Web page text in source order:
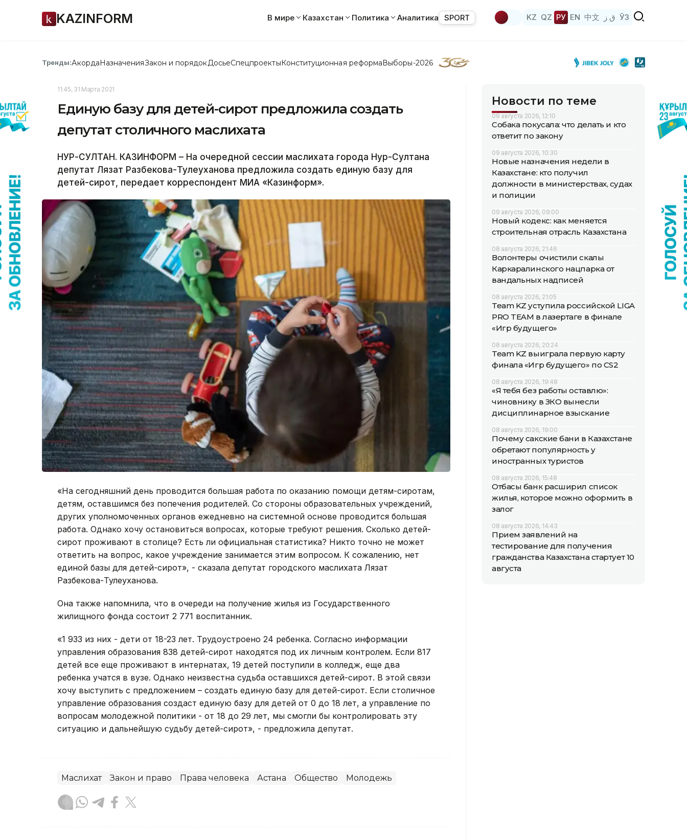
KAZINFORM В мире Казахстан Политика Аналитика SPORT KZ QZ РУ EN 中文 ق ز ЎЗ
Тренды:АкордаНазначенияЗакон и порядок ДосьеСпецпроектыКонституционная реформаВыборы-2026
11:45, 31 Марта 2021
Единую базу для детей-сирот предложила создать
депутат столичного маслихата
НУР-СУЛТАН. КАЗИНФОРМ – На очередной сессии маслихата города Нур-Султана
депутат Лязат Разбекова-Тулеуханова предложила создать единую базу для
детей-сирот, передает корреспондент МИА «Казинформ».
«На сегодняшний день проводится большая работа по оказанию помощи детям-сиротам,
детям, оставшимся без попечения родителей. Со стороны образовательных учреждений,
других уполномоченных органов ежедневно на системной основе проводится большая
работа. Однако хочу остановиться вопросах, которые требуют решения. Сколько детей-
сирот проживают в столице? Есть ли официальная статистика? Никто точно не может
ответить на вопрос, какое учреждение занимается этим вопросом. К сожалению, нет
единой базы для детей-сирот», - сказала депутат городского маслихата Лязат
Разбекова-Тулеуханова.
Она также напомнила, что в очереди на получение жилья из Государственного
жилищного фонда состоит 2 771 воспитанник.
«1 933 из них - дети от 18-23 лет. Трудоустроено 24 ребенка. Согласно информации
управления образования 838 детей-сирот находятся под их личным контролем. Если 817
детей все еще проживают в интернатах, 19 детей поступили в колледж, еще два
ребенка учатся в вузе. Однако неизвестна судьба оставшихся детей-сирот. В этой связи
хочу выступить с предложением – создать единую базу для детей-сирот. Если столичное
управление образования создаст единую базу для детей от 0 до 18 лет, а управление по
вопросам молодежной политики - от 18 до 29 лет, мы смогли бы контролировать эту
ситуацию и дальнейшую судьбу детей-сирот», - предложила депутат.
Маслихат Закон и право Права человека Астана Общество Молодежь
Новости по теме
09 августа 2026, 12:10
Собака покусала: что делать и кто
ответит по закону
09 августа 2026, 10:30
Новые назначения недели в
Казахстане: кто получил
должности в министерствах, судах
и полиции
09 августа 2026, 09:00
Новый кодекс: как меняется
строительная отрасль Казахстана
08 августа 2026, 21:46
Волонтеры очистили скалы
Каркаралинского нацпарка от
вандальных надписей
08 августа 2026, 21:05
Team KZ уступила российской LIGA
PRO TEAM в лазертаге в финале
«Игр будущего»
08 августа 2026, 20:24
Team KZ выиграла первую карту
финала «Игр будущего» по CS2
08 августа 2026, 19:48
«Я тебя без работы оставлю»:
чиновнику в ЗКО вынесли
дисциплинарное взыскание
08 августа 2026, 19:00
Почему сакские бани в Казахстане
обретают популярность у
иностранных туристов
08 августа 2026, 15:48
Отбасы банк расширил список
жилья, которое можно оформить в
залог
08 августа 2026, 14:43
Прием заявлений на
тестирование для получения
гражданства Казахстана стартует 10
августа